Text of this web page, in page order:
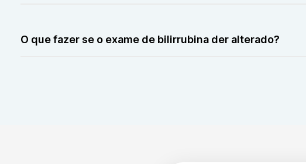
O que fazer se o exame de bilirrubina der alterado?